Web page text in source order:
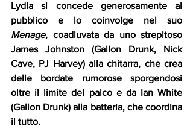
Lydia si concede generosamente al
Menage, coadiuvata da uno strepitoso
James Johnston (Gallon Drunk, Nick
Cave, PJ Harvey) alla chitarra, che crea
delle bordate rumorose sporgendosi
oltre il limite del palco e da Ian White
(Gallon Drunk) alla batteria, che coordina
il tutto.